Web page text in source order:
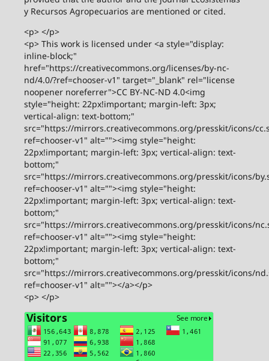
y Recursos Agropecuarios are mentioned or cited.
<p> </p>
<p> This work is licensed under <a style="display:
inline-block;"
href="https://creativecommons.org/licenses/by-nc-
nd/4.0/?ref=chooser-v1" target="_blank" rel="license
noopener noreferrer">CC BY-NC-ND 4.0<img
style="height: 22px!important; margin-left: 3px;
vertical-align: text-bottom;"
src="https://mirrors.creativecommons.org/presskit/icons/
ref=chooser-v1" alt=""><img style="height:
22px!important; margin-left: 3px; vertical-align: text-
bottom;"
src="https://mirrors.creativecommons.org/presskit/icons/
ref=chooser-v1" alt=""><img style="height:
22px!important; margin-left: 3px; vertical-align: text-
bottom;"
src="https://mirrors.creativecommons.org/presskit/icons/
ref=chooser-v1" alt=""><img style="height:
22px!important; margin-left: 3px; vertical-align: text-
bottom;"
src="https://mirrors.creativecommons.org/presskit/icons/
ref=chooser-v1" alt=""></a></p>
<p> </p>